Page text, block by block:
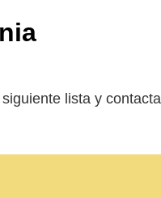
lista y contacta